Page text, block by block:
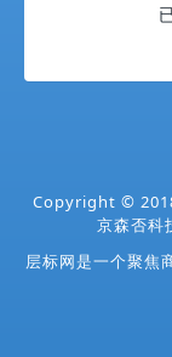
Copyright ©
京森否科
层标网是一个聚焦